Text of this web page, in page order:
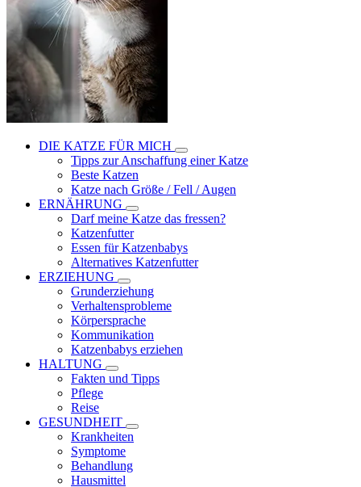
DIE KATZE FÜR MICH
Tipps zur Anschaffung einer Katze
Beste Katzen
Katze nach Größe / Fell / Augen
ERNÄHRUNG
Darf meine Katze das fressen?
Katzenfutter
Essen für Katzenbabys
Alternatives Katzenfutter
ERZIEHUNG
Grunderziehung
Verhaltensprobleme
Körpersprache
Kommunikation
Katzenbabys erziehen
HALTUNG
Fakten und Tipps
Pflege
Reise
GESUNDHEIT
Krankheiten
Symptome
Behandlung
Hausmittel